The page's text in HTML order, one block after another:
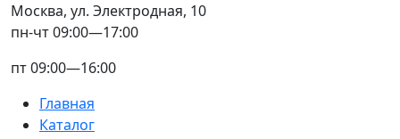
Главная
Каталог
Москва, ул. Электродная, 10
пн-чт 09:00—17:00
пт 09:00—16:00